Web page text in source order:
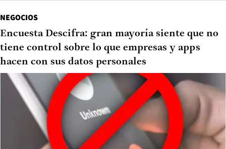
NEGOCIOS
Encuesta Descifra: gran mayoría siente que no
tiene control sobre lo que empresas y apps
hacen con sus datos personales